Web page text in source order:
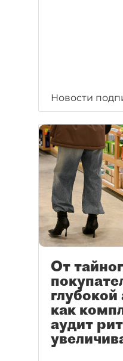
Новости
От
глубокой
как
аудит